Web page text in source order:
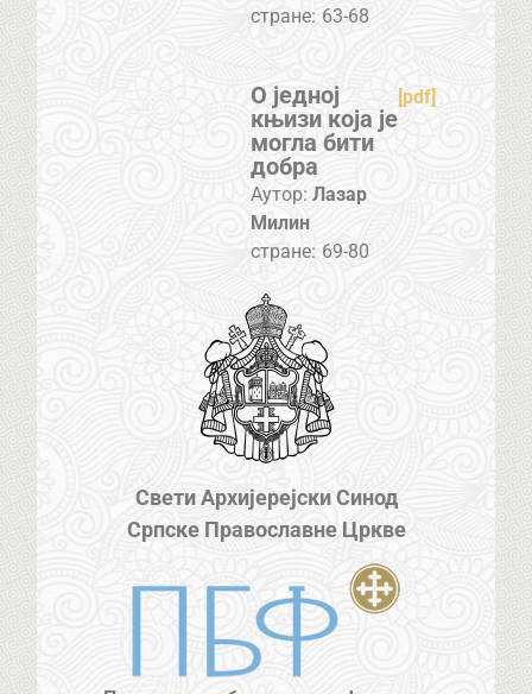
стране: 63-68
О једној
књизи која је
могла бити
добра
[pdf]
Аутор: Лазар
Милин
стране: 69-80
Свети Архијерејски Синод
Српске Православне Цркве